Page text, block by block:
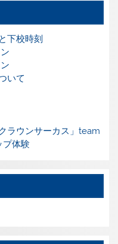
下校時刻
いて
ラウンサーカス」team
プ体験